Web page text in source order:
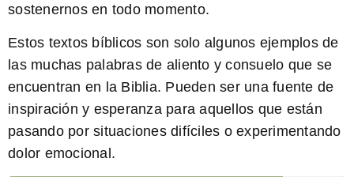
sostenernos en todo momento.
Estos textos bíblicos son solo algunos ejemplos de
las muchas palabras de aliento y consuelo que se
encuentran en la Biblia. Pueden ser una fuente de
inspiración y esperanza para aquellos que están
pasando por situaciones difíciles o experimentando
dolor emocional.